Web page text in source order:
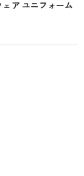
ア ユニフォーム